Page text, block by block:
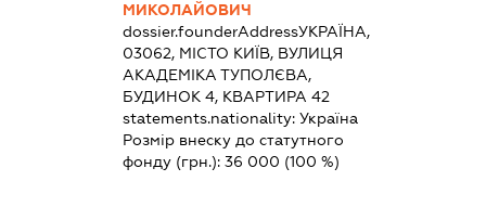
МИКОЛАЙОВИЧ
dossier.founderAddressУКРАЇНА,
03062, МІСТО КИЇВ, ВУЛИЦЯ
АКАДЕМІКА ТУПОЛЄВА,
БУДИНОК 4, КВАРТИРА 42
statements.nationality:Україна
Розмір внеску до статутного
фонду (грн.):36 000 (100 %)